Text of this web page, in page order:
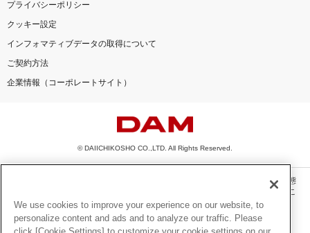
プライバシーポリシー
クッキー設定
インフォマティブデータの取得について
ご契約方法
企業情報（コーポレートサイト）
© DAIICHIKOSHO CO.,LTD. All Rights Reserved.
このサイトに掲載されている一切の文章・画像・写真・動画・音声等を、手段や形態
を問わず、著作権法の定める範囲を超えて無断で複製、転載、ファイル化などするこ
とを禁じます。
楽曲及びコンテンツは、機種によりご利用いただけない場合があります。
We use cookies to improve your experience on our website, to
personalize content and ads and to analyze our traffic. Please